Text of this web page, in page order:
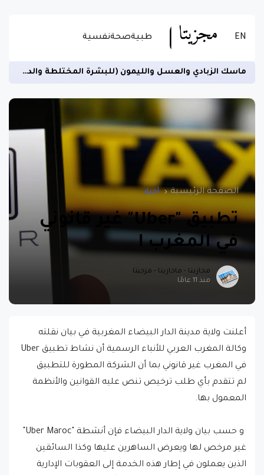
EN طبيةصحةنفسية
ماسك الزبادي والعسل والليمون (للبشرة المختلطة والدهنية)
الصفحة الرئيسية أخبار
تطبيق "Uber" غير قانوني
في المغرب !
مجازيتا - ماجازيتا - مزجيتا
منذ 11 عامًا
أعلنت ولاية مدينة الدار البيضاء المغربية في بيان نقلته
وكالة المغرب العربي للأنباء الرسمية أن نشاط تطبيق Uber
في المغرب غير قانوني بما أن الشركة المطورة للتطبيق
لم تتقدم بأي طلب ترخيص تنص عليه القوانين والأنظمة
المعمول بها.
غير مرخص لها ويعرض الساهرين عليها وكذا السائقين
الذين يعملون في إطار هذه الخدمة إلى العقوبات الإدارية